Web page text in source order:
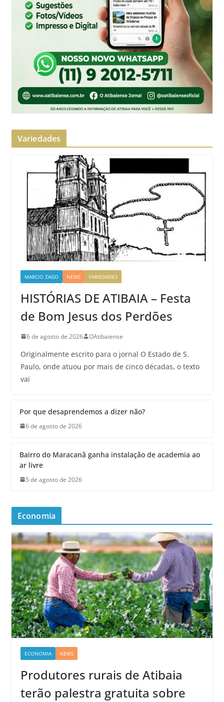
Variedades
MARCIO ZAGO NEWS VARIEDADES
HISTÓRIAS DE ATIBAIA – Festa
de Bom Jesus dos Perdões
6 de agosto de 2026 OAtibaiense
Originalmente escrito para o jornal O Estado de S.
Paulo, onde atuou por mais de cinco décadas, o texto
vai
Por que desaprendemos a dizer não?
6 de agosto de 2026
Bairro do Maracanã ganha instalação de academia ao
ar livre
5 de agosto de 2026
Economia
ECONOMIA NEWS
Produtores rurais de Atibaia
terão palestra gratuita sobre